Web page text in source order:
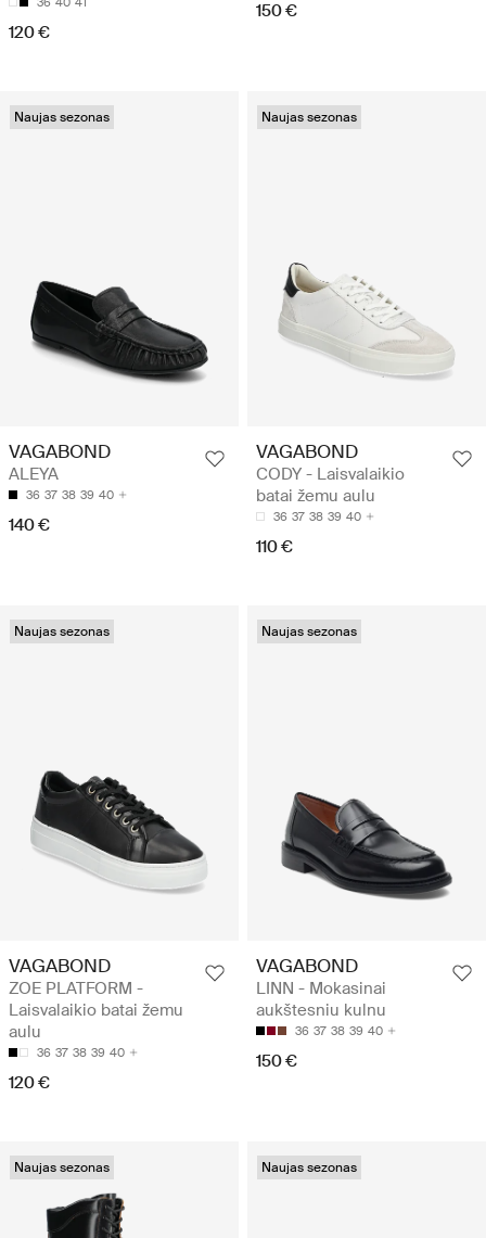
120 €
150 €
Naujas sezonas
VAGABOND
ALEYA
36 37 38 39 40
140 €
Naujas sezonas
VAGABOND
CODY - Laisvalaikio
batai žemu aulu
36 37 38 39 40
110 €
Naujas sezonas
VAGABOND
ZOE PLATFORM -
Laisvalaikio batai žemu
aulu
36 37 38 39 40
120 €
Naujas sezonas
VAGABOND
LINN - Mokasinai
aukštesniu kulnu
36 37 38 39 40
150 €
Naujas sezonas Naujas sezonas